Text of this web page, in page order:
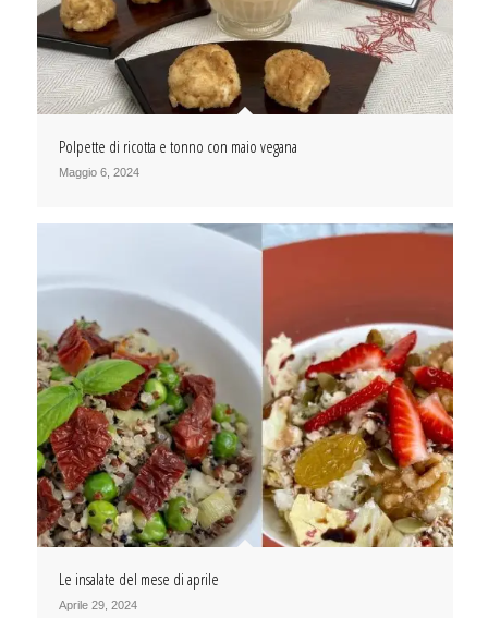
Polpette di ricotta e tonno con maio vegana
Maggio 6, 2024
Le insalate del mese di aprile
Aprile 29, 2024